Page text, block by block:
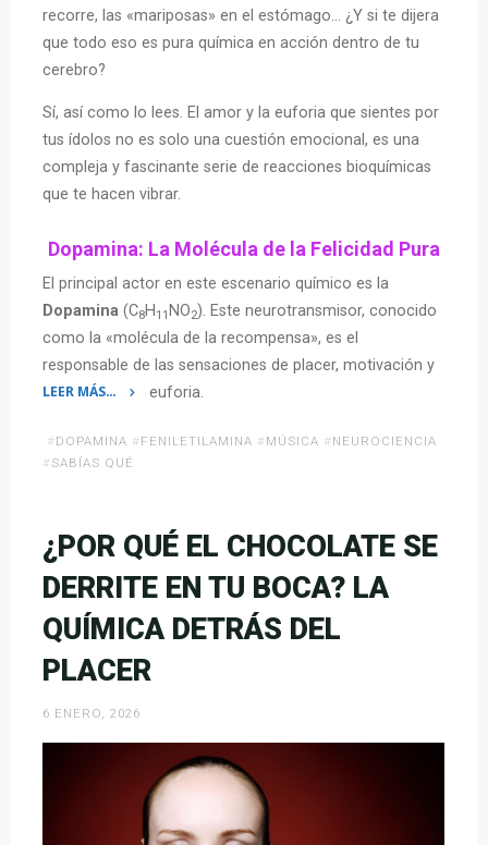
recorre, las «mariposas» en el estómago… ¿Y si te dijera
que todo eso es pura química en acción dentro de tu
cerebro?
Sí, así como lo lees. El amor y la euforia que sientes por
tus ídolos no es solo una cuestión emocional, es una
compleja y fascinante serie de reacciones bioquímicas
que te hacen vibrar.
Dopamina: La Molécula de la Felicidad Pura
El principal actor en este escenario químico es la
Dopamina (C8H11NO2). Este neurotransmisor, conocido
como la «molécula de la recompensa», es el
responsable de las sensaciones de placer, motivación y
euforia.
LEER MÁS…
que
el
tus
ídolos
es
una
química?
¡La
# DOPAMINA # FENILETILAMINA # MÚSICA # NEUROCIENCIA
# SABÍAS QUÉ
¿POR QUÉ EL CHOCOLATE SE
DERRITE EN TU BOCA? LA
QUÍMICA DETRÁS DEL
PLACER
6 ENERO, 2026